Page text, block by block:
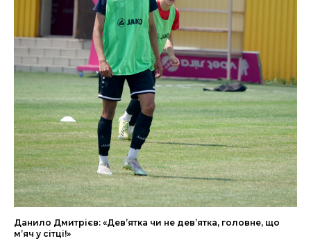
Данило Дмитрієв: «Дев’ятка чи не дев’ятка, головне, що
м’яч у сітці!»